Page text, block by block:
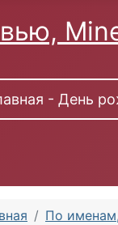
- День
По